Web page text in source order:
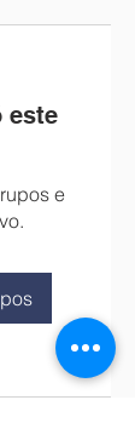
este
e